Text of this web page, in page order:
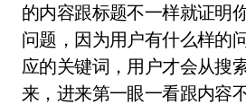
的内容跟标题不一样就证明
问题，因为用户有什么样的
应的关键词，用户才会从搜
来，进来第一眼一看跟内容